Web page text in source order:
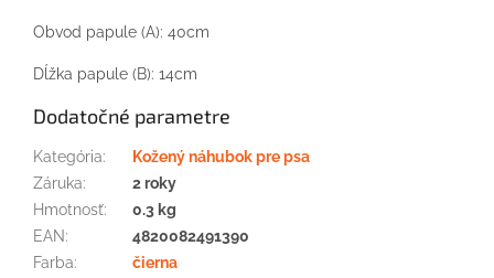
Obvod papule (A): 40cm
Dĺžka papule (B): 14cm
Dodatočné parametre
Kategória:
Kožený náhubok pre psa
Záruka:
2 roky
Hmotnosť:
0.3 kg
EAN:
4820082491390
Farba:
čierna